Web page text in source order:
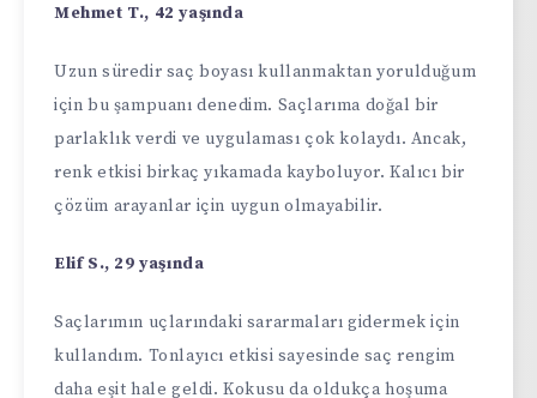
Mehmet T., 42 yaşında
Uzun süredir saç boyası kullanmaktan yorulduğum
için bu şampuanı denedim. Saçlarıma doğal bir
parlaklık verdi ve uygulaması çok kolaydı. Ancak,
renk etkisi birkaç yıkamada kayboluyor. Kalıcı bir
çözüm arayanlar için uygun olmayabilir.
Elif S., 29 yaşında
Saçlarımın uçlarındaki sararmaları gidermek için
kullandım. Tonlayıcı etkisi sayesinde saç rengim
daha eşit hale geldi. Kokusu da oldukça hoşuma